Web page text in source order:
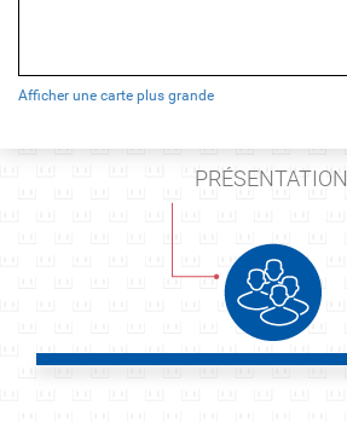
Afficher une carte plus grande
PRÉSENTATION